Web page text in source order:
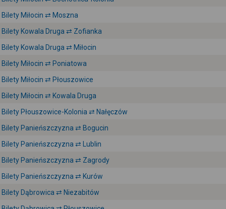
Bilety Miłocin ⇄ Moszna
Bilety Kowala Druga ⇄ Zofianka
Bilety Kowala Druga ⇄ Miłocin
Bilety Miłocin ⇄ Poniatowa
Bilety Miłocin ⇄ Płouszowice
Bilety Miłocin ⇄ Kowala Druga
Bilety Płouszowice-Kolonia ⇄ Nałęczów
Bilety Panieńszczyzna ⇄ Bogucin
Bilety Panieńszczyzna ⇄ Lublin
Bilety Panieńszczyzna ⇄ Zagrody
Bilety Panieńszczyzna ⇄ Kurów
Bilety Dąbrowica ⇄ Niezabitów